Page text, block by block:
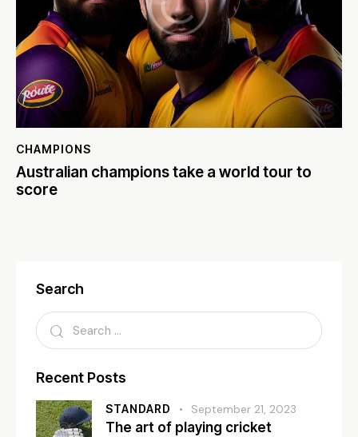
CHAMPIONS
Australian champions take a world tour to
score
Search
Recent Posts
STANDARD September 21, 2023
The art of playing cricket